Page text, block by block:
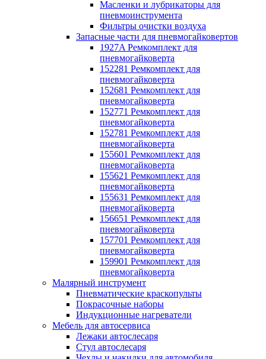
Масленки и лубрикаторы для
пневмоинструмента
Фильтры очистки воздуха
Запасные части для пневмогайковертов
1927A Ремкомплект для
пневмогайковерта
152281 Ремкомплект для
пневмогайковерта
152681 Ремкомплект для
пневмогайковерта
152771 Ремкомплект для
пневмогайковерта
152781 Ремкомплект для
пневмогайковерта
155601 Ремкомплект для
пневмогайковерта
155621 Ремкомплект для
пневмогайковерта
155631 Ремкомплект для
пневмогайковерта
156651 Ремкомплект для
пневмогайковерта
157701 Ремкомплект для
пневмогайковерта
159901 Ремкомплект для
пневмогайковерта
Малярный инструмент
Пневматические краскопульты
Покрасочные наборы
Индукционные нагреватели
Мебель для автосервиса
Лежаки автослесаря
Стул автослесаря